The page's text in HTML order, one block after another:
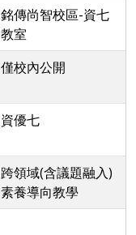
銘傳尚智校區-資七
教室
僅校內公開
資優七
跨領域(含議題融入)
素養導向教學